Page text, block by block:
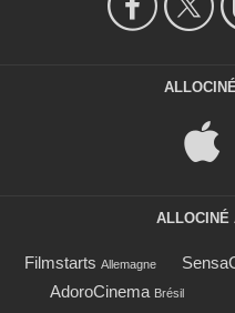
ALLOCINÉ
Filmstarts Allemagne
AdoroCinema Brésil